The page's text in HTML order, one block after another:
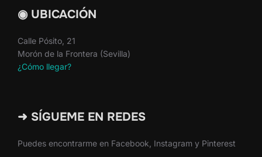
◉ UBICACIÓN
Calle Pósito, 21
Morón de la Frontera (Sevilla)
¿Cómo llegar?
➜ SÍGUEME EN REDES
Puedes encontrarme en Facebook, Instagram y Pinterest